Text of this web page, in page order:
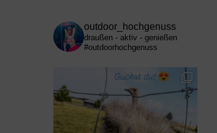
outdoor_hochgenuss
draußen - aktiv - genießen
#outdoorhochgenuss